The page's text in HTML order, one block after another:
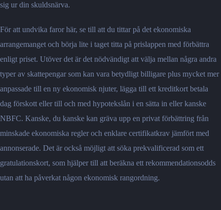
sig ur din skuldsnärva.
För att undvika faror här, se till att du tittar på det ekonomiska
arrangemanget och börja lite i taget titta på prislappen med förbättra
enligt priset. Utöver det är det nödvändigt att välja mellan några andra
typer av skattepengar som kan vara betydligt billigare plus mycket mer
anpassade till en ny ekonomisk njuter, lägga till ett kreditkort betala
dag förskott eller till och med hypotekslån i en sätta in eller kanske
NBFC. Kanske, du kanske kan gräva upp en privat förbättring från
minskade ekonomiska regler och enklare certifikatkrav jämfört med
annonserade. Det är också möjligt att söka prekvalificerad som ett
gratulationskort, som hjälper till att beräkna ett rekommendationsodds
utan att ha påverkat någon ekonomisk rangordning.